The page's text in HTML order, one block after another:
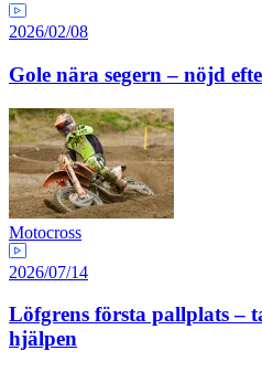
2026/02/08
Gole nära segern – nöjd
Motocross
2026/07/14
Löfgrens första pallplats –
hjälpen